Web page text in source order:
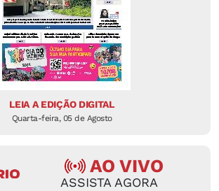
LEIA A EDIÇÃO DIGITAL
Quarta-feira, 05 de Agosto
AO VIVO
ASSISTA AGORA